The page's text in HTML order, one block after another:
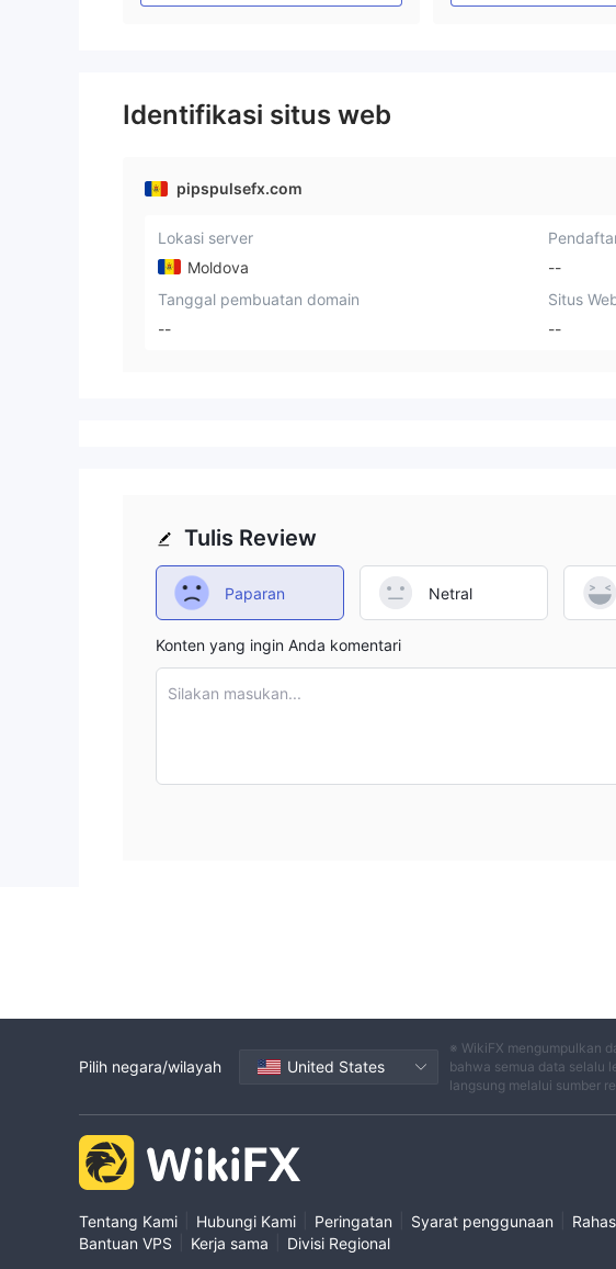
Identifikasi situs web
pipspulsefx.com
Lokasi server
Moldova
--
Tanggal pembuatan domain
--
Situs
--
Tulis Review
Paparan Netral
Konten yang ingin Anda komentari
Silakan masukan...
Pilih negara/wilayah United States
※ WikiFX mengumpulkan
bahwa semua data selalu
langsung melalui sumber
Tentang Kami Hubungi Kami Peringatan Syarat penggunaan
Bantuan VPS
Kerja sama Divisi Regional